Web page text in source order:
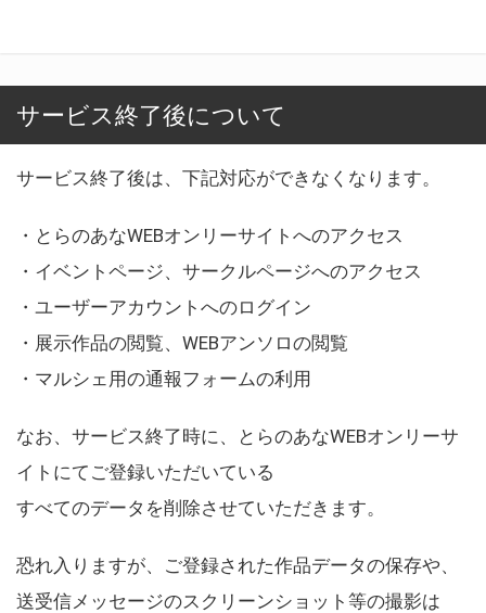
サービス終了後について
サービス終了後は、下記対応ができなくなります。
・とらのあなWEBオンリーサイトへのアクセス
・イベントページ、サークルページへのアクセス
・ユーザーアカウントへのログイン
・展示作品の閲覧、WEBアンソロの閲覧
・マルシェ用の通報フォームの利用
なお、サービス終了時に、とらのあなWEBオンリーサ
イトにてご登録いただいている
すべてのデータを削除させていただきます。
恐れ入りますが、ご登録された作品データの保存や、
送受信メッセージのスクリーンショット等の撮影は